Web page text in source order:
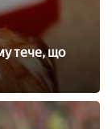
тече, що